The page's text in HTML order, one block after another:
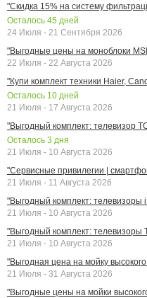
"Скидка 15% на систему
Осталось 45 дней
24 Июля - 21 Сентября 2026
"Выгодные цены на моноблоки
22 Июля - 22 Августа 2026
"Купи комплект техники Haier,
Осталось 10 дней
21 Июля - 17 Августа 2026
"Выгодный комплект: телевизор
Осталось 3 дня
21 Июля - 10 Августа 2026
"Сервисные привилегии |
21 Июля - 11 Августа 2026
"Выгодный комплект: телевизоры
21 Июля - 10 Августа 2026
"Выгодный комплект: телевизоры
21 Июля - 10 Августа 2026
"Выгодная цена на мойку
21 Июля - 31 Августа 2026
"Выгодные цены на мойки